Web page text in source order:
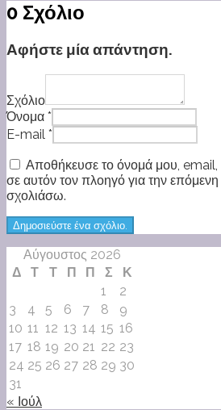
0 Σχόλιο
Αφήστε μία απάντηση.
Σχόλιο
Όνομα *
E-mail *
Αποθήκευσε το όνομά μου, email,
σε αυτόν τον πλοηγό για την
σχολιάσω.
Αύγουστος 2026
Δ
Τ Τ Π Π Σ
Κ
1
2
3
4 5 6 7 8
9
10 11 12 13 14 15 16
17 18 19 20 21 22 23
24 25 26 27 28 29 30
31
« Ιούλ